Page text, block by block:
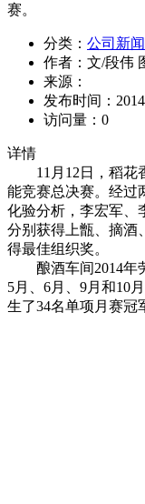
赛。
分类： 公司新闻
作者： 文/段伟
来源：
发布时间：
访问量： 0
详情
11月12日，稻花香
能竞赛总决赛。经过
化验分析，李宏军、
分别获得上甑、摘酒
得最佳组织奖。
酿酒车间2014年劳
5月、6月、9月和10
生了34名单项月赛冠